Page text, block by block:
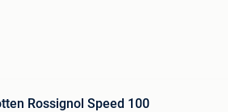
Rossignol Speed 100